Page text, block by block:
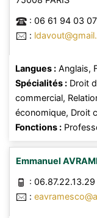
: 06 61 94 03 07
:
Langues : Anglais,
Spécialités : Droit
commercial,
économique, Droit
Fonctions :
Emmanuel
: 06.87.22.13.29
: